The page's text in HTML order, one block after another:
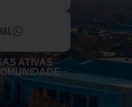
ATIVAS